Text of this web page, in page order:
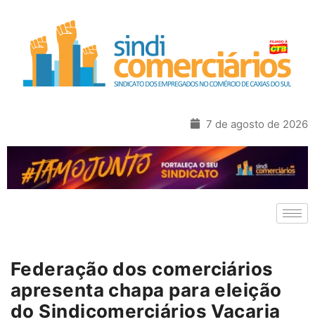
7 de agosto de 2026
Federação dos comerciários
apresenta chapa para eleição
do Sindicomerciários Vacaria